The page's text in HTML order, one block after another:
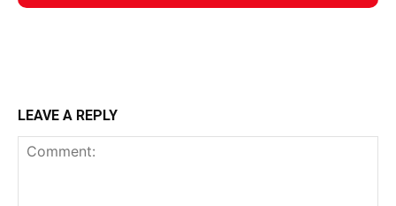
LEAVE A REPLY